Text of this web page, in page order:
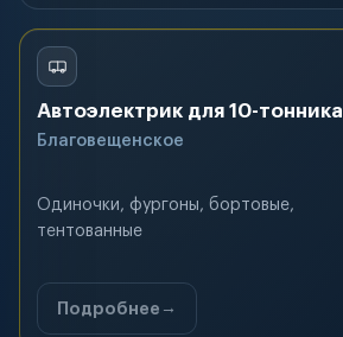
Автоэлектрик для 10-тонника
Благовещенское
Одиночки, фургоны, бортовые,
тентованные
Подробнее